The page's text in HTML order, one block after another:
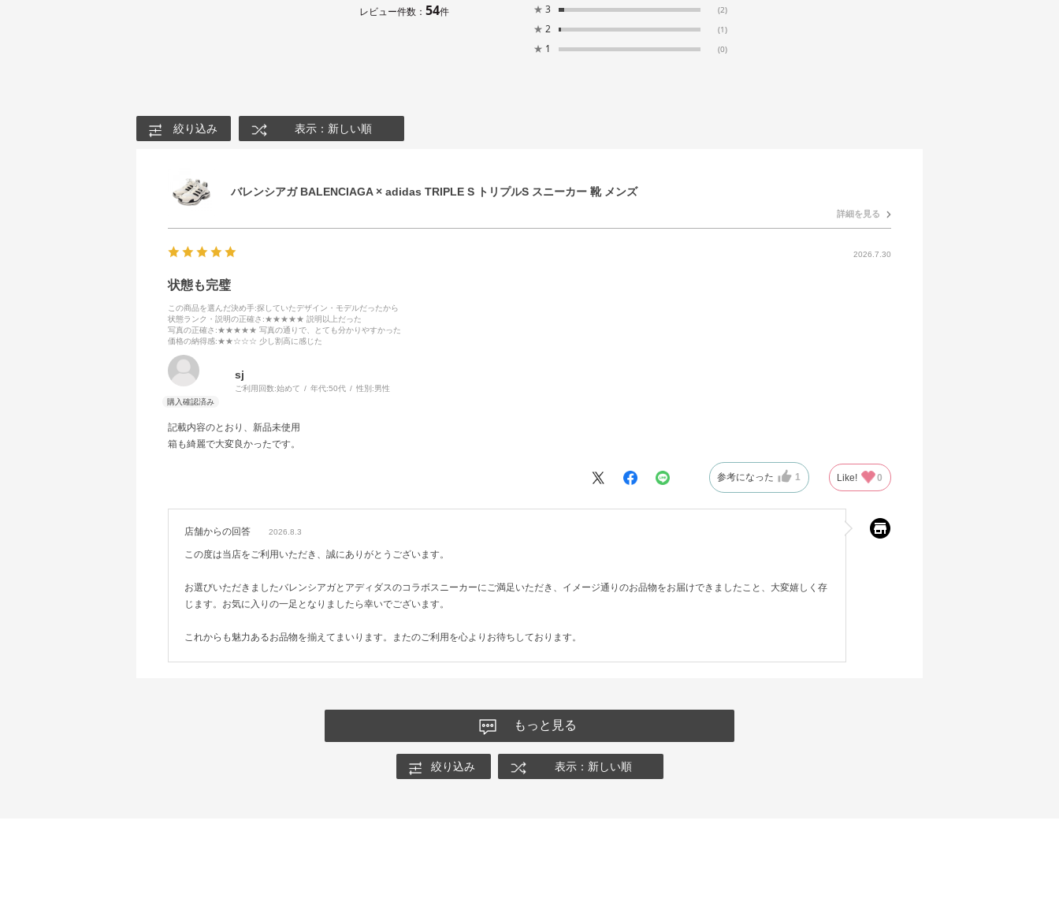
レビュー件数： 54件 ★ 3 (2)
★ 2 (1)
★ 1 (0)
絞り込み 表示：新しい順
バレンシアガ BALENCIAGA × adidas TRIPLE S トリプルS スニーカー 靴 メンズ
詳細を見る
2026.7.30
状態も完璧
この商品を選んだ決め手:探していたデザイン・モデルだったから
状態ランク・説明の正確さ :★★★★★ 説明以上だった
写真の正確さ :★★★★★ 写真の通りで、とても分かりやすかった
価格の納得感:★★☆☆☆ 少し割高に感じた
sj
ご利用回数:始めて 年代:50代 性別:男性
記載内容のとおり、新品未使用
箱も綺麗で大変良かったです。
参考になった 1 Like! 0
店舗からの回答 2026.8.3
この度は当店をご利用いただき、誠にありがとうございます。
お選びいただきましたバレンシアガとアディダスのコラボスニーカーにご満足いただき、イメージ通りのお品物をお届けできましたこと、大変嬉しく存
じます。お気に入りの一足となりましたら幸いでございます。
これからも魅力あるお品物を揃えてまいります。またのご利用を心よりお待ちしております。
もっと見る
絞り込み 表示：新しい順